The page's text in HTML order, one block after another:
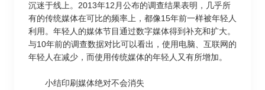
沉迷于线上。2013年12月公布的调查结果表明，几乎所
有的传统媒体在可比的频率上，都像15年前一样被年轻人
利用。年轻人的媒体节目通过数字媒体得到补充和扩大。
与10年前的调查数据对比可以看出，使用电脑、互联网的
年轻人在减少，而使用传统媒体的年轻人又有所增加。
小结印刷媒体绝对不会消失